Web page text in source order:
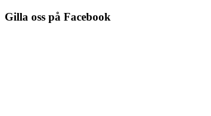
Gilla oss på Facebook